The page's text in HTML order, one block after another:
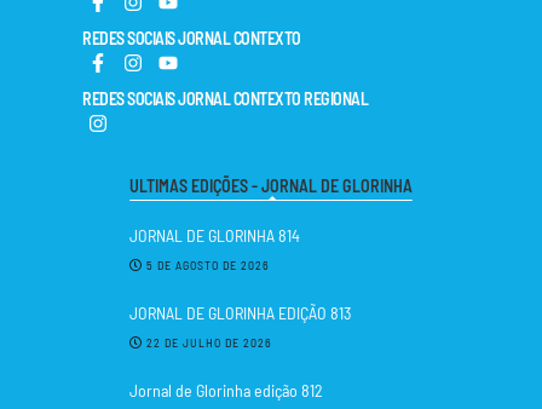
REDES SOCIAIS JORNAL CONTEXTO
REDES SOCIAIS JORNAL CONTEXTO REGIONAL
ULTIMAS EDIÇÕES - JORNAL DE GLORINHA
JORNAL DE GLORINHA 814
5 DE AGOSTO DE 2026
JORNAL DE GLORINHA EDIÇÃO 813
22 DE JULHO DE 2026
Jornal de Glorinha edição 812